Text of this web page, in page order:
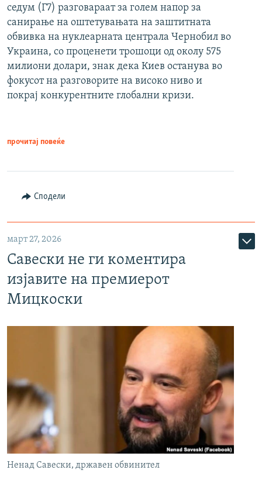
седум (Г7) разговараат за голем напор за
санирање на оштетувањата на заштитната
обвивка на нуклеарната централа Чернобил во
Украина, со проценети трошоци од околу 575
милиони долари, знак дека Киев останува во
фокусот на разговорите на високо ниво и
покрај конкурентните глобални кризи.
прочитај повеќе
Сподели
март 27, 2026
Савески не ги коментира
изјавите на премиерот
Мицкоски
Ненад Савески, државен обвинител